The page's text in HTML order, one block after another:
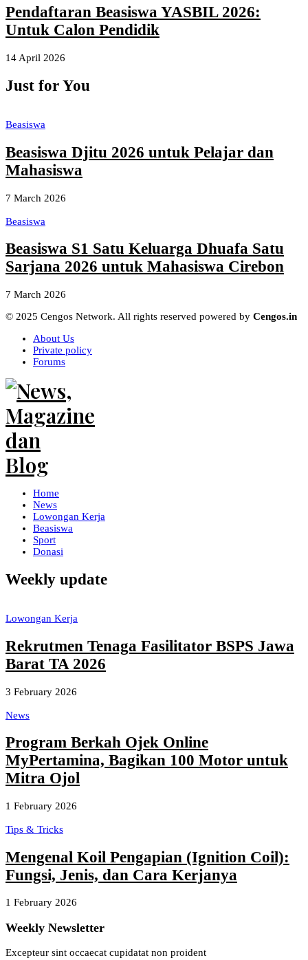
Pendaftaran Beasiswa YASBIL 2026:
Untuk Calon Pendidik
14 April 2026
Just for You
Beasiswa
Beasiswa Djitu 2026 untuk Pelajar dan
Mahasiswa
7 March 2026
Beasiswa
Beasiswa S1 Satu Keluarga Dhuafa Satu
Sarjana 2026 untuk Mahasiswa Cirebon
7 March 2026
© 2025 Cengos Network. All rights reserved powered by Cengos.in
About Us
Private policy
Forums
Home
News
Lowongan Kerja
Beasiswa
Sport
Donasi
Weekly update
Lowongan Kerja
Rekrutmen Tenaga Fasilitator BSPS Jawa
Barat TA 2026
3 February 2026
News
Program Berkah Ojek Online
MyPertamina, Bagikan 100 Motor untuk
Mitra Ojol
1 February 2026
Tips & Tricks
Mengenal Koil Pengapian (Ignition Coil):
Fungsi, Jenis, dan Cara Kerjanya
1 February 2026
Weekly Newsletter
Excepteur sint occaecat cupidatat non proident